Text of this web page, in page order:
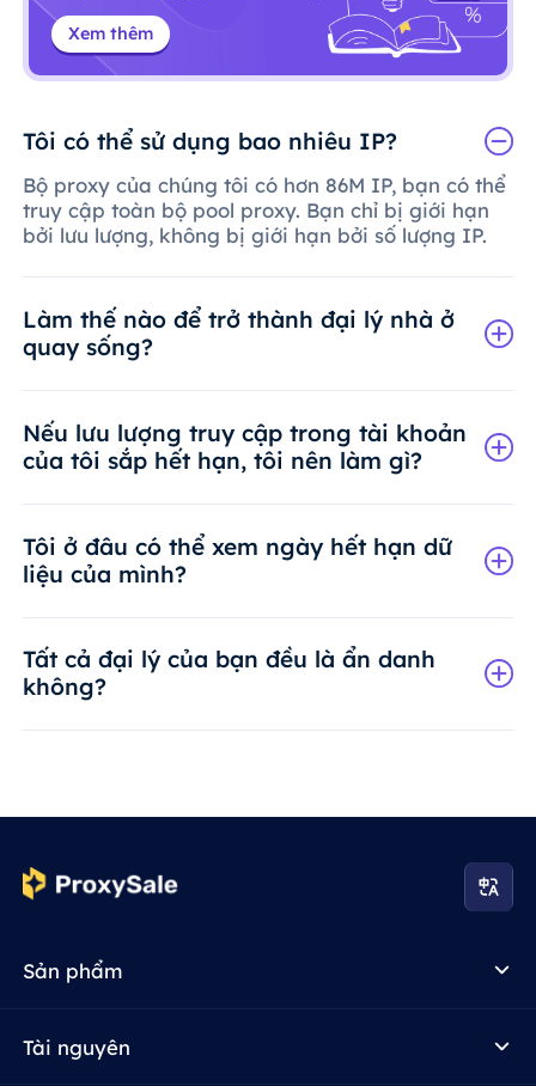
Xem thêm
Tôi có thể sử dụng bao nhiêu IP?
Bộ proxy của chúng tôi có hơn 86M IP, bạn có thể
truy cập toàn bộ pool proxy. Bạn chỉ bị giới hạn
bởi lưu lượng, không bị giới hạn bởi số lượng IP.
Làm thế nào để trở thành đại lý nhà ở
quay sống?
Nếu lưu lượng truy cập trong tài khoản
của tôi sắp hết hạn, tôi nên làm gì?
Tôi ở đâu có thể xem ngày hết hạn dữ
liệu của mình?
Tất cả đại lý của bạn đều là ẩn danh
không?
Sản phẩm
Tài nguyên